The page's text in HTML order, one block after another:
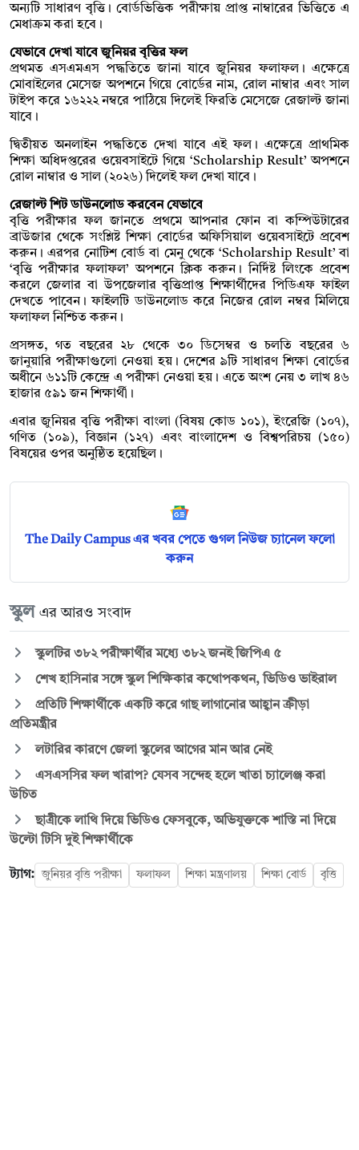
অন্যটি সাধারণ বৃত্তি। বোর্ডভিত্তিক পরীক্ষায় প্রাপ্ত নাম্বারের ভিত্তিতে এ
মেধাক্রম করা হবে।
যেভাবে দেখা যাবে জুনিয়র বৃত্তির ফল
প্রথমত এসএমএস পদ্ধতিতে জানা যাবে জুনিয়র ফলাফল। এক্ষেত্রে
মোবাইলের মেসেজ অপশনে গিয়ে বোর্ডের নাম, রোল নাম্বার এবং সাল
টাইপ করে ১৬২২২ নম্বরে পাঠিয়ে দিলেই ফিরতি মেসেজে রেজাল্ট জানা
যাবে।
দ্বিতীয়ত অনলাইন পদ্ধতিতে দেখা যাবে এই ফল। এক্ষেত্রে প্রাথমিক
শিক্ষা অধিদপ্তরের ওয়েবসাইটে গিয়ে ‘Scholarship Result’ অপশনে
রোল নাম্বার ও সাল (২০২৬) দিলেই ফল দেখা যাবে।
রেজাল্ট শিট ডাউনলোড করবেন যেভাবে
বৃত্তি পরীক্ষার ফল জানতে প্রথমে আপনার ফোন বা কম্পিউটারের
ব্রাউজার থেকে সংশ্লিষ্ট শিক্ষা বোর্ডের অফিসিয়াল ওয়েবসাইটে প্রবেশ
করুন। এরপর নোটিশ বোর্ড বা মেনু থেকে ‘Scholarship Result’ বা
‘বৃত্তি পরীক্ষার ফলাফল’ অপশনে ক্লিক করুন। নির্দিষ্ট লিংকে প্রবেশ
করলে জেলার বা উপজেলার বৃত্তিপ্রাপ্ত শিক্ষার্থীদের পিডিএফ ফাইল
দেখতে পাবেন। ফাইলটি ডাউনলোড করে নিজের রোল নম্বর মিলিয়ে
ফলাফল নিশ্চিত করুন।
প্রসঙ্গত, গত বছরের ২৮ থেকে ৩০ ডিসেম্বর ও চলতি বছরের ৬
জানুয়ারি পরীক্ষাগুলো নেওয়া হয়। দেশের ৯টি সাধারণ শিক্ষা বোর্ডের
অধীনে ৬১১টি কেন্দ্রে এ পরীক্ষা নেওয়া হয়। এতে অংশ নেয় ৩ লাখ ৪৬
হাজার ৫৯১ জন শিক্ষার্থী।
এবার জুনিয়র বৃত্তি পরীক্ষা বাংলা (বিষয় কোড ১০১), ইংরেজি (১০৭),
গণিত (১০৯), বিজ্ঞান (১২৭) এবং বাংলাদেশ ও বিশ্বপরিচয় (১৫০)
বিষয়ের ওপর অনুষ্ঠিত হয়েছিল।
The Daily Campus এর খবর পেতে গুগল নিউজ চ্যানেল ফলো
করুন
স্কুল এর আরও সংবাদ
স্কুলটির ৩৮২ পরীক্ষার্থীর মধ্যে ৩৮২ জনই জিপিএ ৫
শেখ হাসিনার সঙ্গে স্কুল শিক্ষিকার কথোপকথন, ভিডিও ভাইরাল
প্রতিটি শিক্ষার্থীকে একটি করে গাছ লাগানোর আহ্বান ক্রীড়া
প্রতিমন্ত্রীর
লটারির কারণে জেলা স্কুলের আগের মান আর নেই
এসএসসির ফল খারাপ? যেসব সন্দেহ হলে খাতা চ্যালেঞ্জ করা
উচিত
ছাত্রীকে লাথি দিয়ে ভিডিও ফেসবুকে, অভিযুক্তকে শাস্তি না দিয়ে
উল্টো টিসি দুই শিক্ষার্থীকে
ট্যাগ: জুনিয়র বৃত্তি পরীক্ষা ফলাফল শিক্ষা মন্ত্রণালয় শিক্ষা বোর্ড বৃত্তি